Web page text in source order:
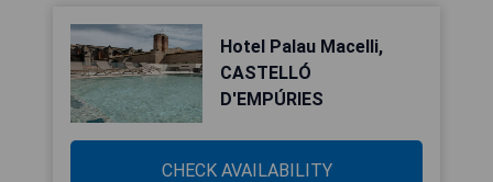
Hotel Palau Macelli,
CASTELLÓ
D'EMPÚRIES
CHECK AVAILABILITY